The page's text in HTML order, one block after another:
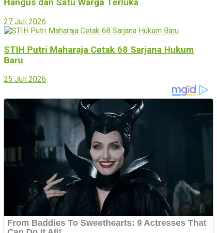
Hangus dan Satu Warga Terluka
27 Juli 2026
STIH Putri Maharaja Cetak 68 Sarjana Hukum
Baru
25 Juli 2026